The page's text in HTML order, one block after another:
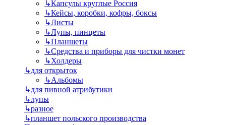
↳Капсулы круглые Россия
↳Кейсы, коробки, кофры, боксы
↳Листы
↳Лупы, пинцеты
↳Планшеты
↳Средства и приборы для чистки монет
↳Холдеры
↳для открыток
↳Альбомы
↳для пивной атрибутики
↳лупы
↳разное
↳планшет польского производства